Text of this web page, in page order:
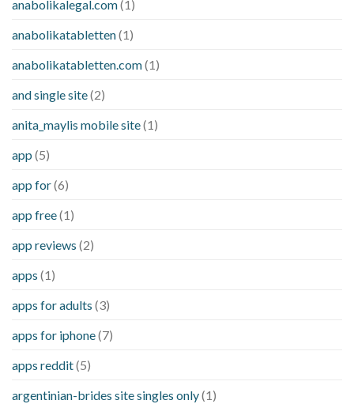
anabolikalegal.com(1)
anabolikatabletten(1)
anabolikatabletten.com(1)
and single site(2)
anita_maylis mobile site(1)
app (5)
app for(6)
app free(1)
app reviews (2)
apps (1)
apps for adults (3)
apps for iphone(7)
apps reddit(5)
argentinian-brides site singles only(1)